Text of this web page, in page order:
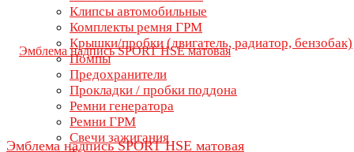
Клипсы автомобильные
Комплекты ремня ГРМ
Крышки/пробки (двигатель, радиатор, бензобак)
Помпы
Предохранители
Прокладки / пробки поддона
Ремни генератора
Ремни ГРМ
Свечи зажигания
Эмблема надпись SPORT HSE матовая